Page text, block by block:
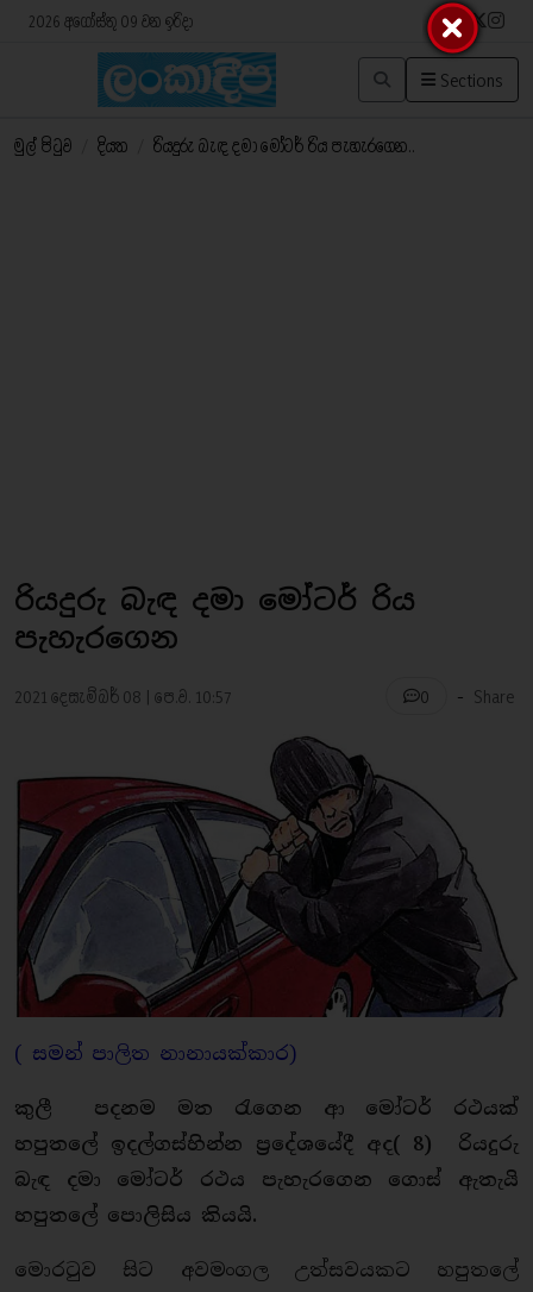
2026 අගෝස්තු 09 වන ඉරිදා
Sections
මුල් පිටුව දියත රියදුරු බැඳ දමා මෝටර් රිය පැහැරගෙන..
රියදුරු බැඳ දමා මෝටර් රිය
පැහැරගෙන
2021 දෙසැම්බර් 08 | පෙ.ව. 10:57 0 - Share
( සමන් පාලිත නානායක්කාර)
කුලී පදනම මත රැගෙන ආ මෝටර් රථයක්
හපුතලේ ඉදල්ගස්හින්න ප්‍රදේශයේදී අද( 8) රියදුරු
බැඳ දමා මෝටර් රථය පැහැරගෙන ගොස් ඇතැයි
හපුතලේ පොලිසිය කියයි.
මොරටුව සිට අවමංගල උත්සවයකට හපුතලේ